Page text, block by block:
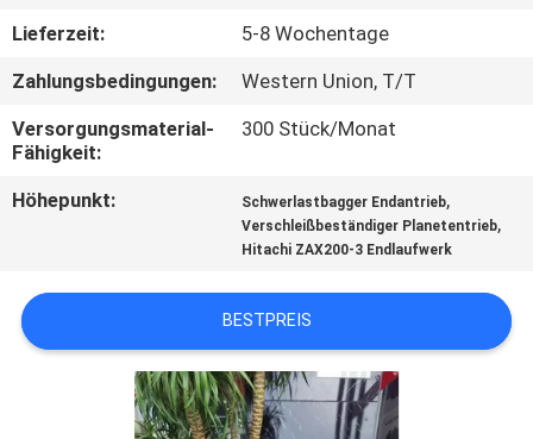
NACHRICHTEN
FÄLLE
SITEMAP
DATENSCHUTZ-
BESTIMMUNGEN
Lieferzeit:
5-8 Wochentage
Zahlungsbedingungen:
Western Union, T/T
Versorgungsmaterial-
Fähigkeit:
300 Stück/Monat
Höhepunkt: Schwerlastbagger Endantrieb,
Verschleißbeständiger Planetentrieb,
Hitachi ZAX200-3 Endlaufwerk
BESTPREIS